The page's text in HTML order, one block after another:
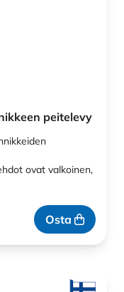
peitelevy
ovat valkoinen,
Osta